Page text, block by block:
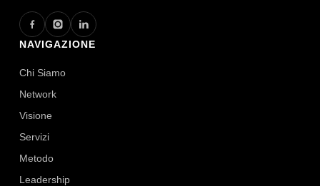
NAVIGAZIONE
Chi Siamo
Network
Visione
Servizi
Metodo
Leadership